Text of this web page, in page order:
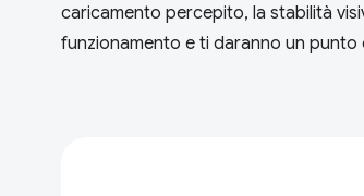
caricamento percepito, la stabilità
funzionamento e ti daranno un